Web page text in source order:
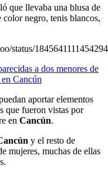
que llevaba una blusa de
negro, tenis blancos,
status/
a dos menores de
Cancún
aportar elementos
que fueron vistas por
en Cancún.
y el resto de
mujeres, muchas de ellas